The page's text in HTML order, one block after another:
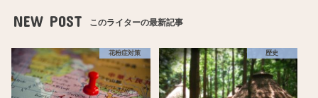
NEW POST このライターの最新記事
花粉症対策 歴史